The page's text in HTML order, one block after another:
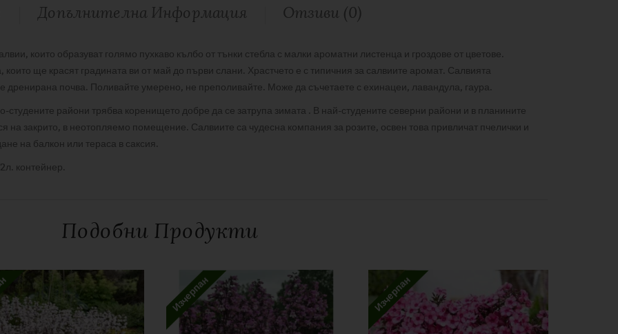
Допълнителна Информация Отзиви (0)
които образуват голямо пухкаво кълбо от тънки стебла с малки ароматни листенца и гроздове от цветове.
ще красят градината ви от май до първи слани. Храстчето е с типичния за салвиите аромат. Салвията
дренирана почва. Поливайте умерено, не преполивайте. Може да съчетаете с ехинацеи, лавандула, гаура.
студените райони трябва коренището добре да се затрупа зимата . В най-студените северни райони и в планините
на закрито, в неотопляемо помещение. Салвиите са чудесна компания за розите, освен това привличат пчелички и
на балкон или тераса в саксия.
контейнер.
Многогодишни цветя
Изчерпан продукт
полета са отбелязани с
Подобни Продукти
Изчерпан Изчерпан